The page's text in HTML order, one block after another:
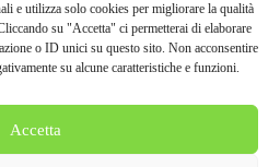
e utilizza solo cookies per migliorare la qualità
su "Accetta" ci permetterai di elaborare
o ID unici su questo sito. Non acconsentire
su alcune caratteristiche e funzioni.
Accetta